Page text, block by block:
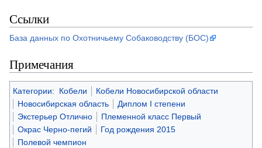
Ссылки
База данных по Охотничьему Собаководству (БОС)
Примечания
Категории: Кобели
Кобели Новосибирской области
Новосибирская область
Диплом I степени
Экстерьер Отлично
Племенной класс Первый
Окрас Черно-пегий
Год рождения 2015
Полевой чемпион